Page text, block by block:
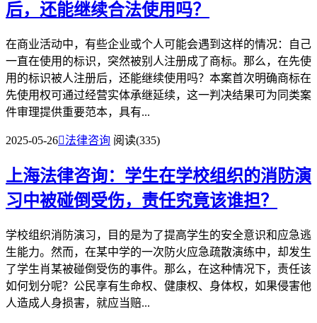
后，还能继续合法使用吗？
在商业活动中，有些企业或个人可能会遇到这样的情况：自己
一直在使用的标识，突然被别人注册成了商标。那么，在先使
用的标识被人注册后，还能继续使用吗？本案首次明确商标在
先使用权可通过经营实体承继延续，这一判决结果可为同类案
件审理提供重要范本，具有...
2025-05-26法律咨询 阅读(335)
上海法律咨询：学生在学校组织的消防演
习中被碰倒受伤，责任究竟该谁担？
学校组织消防演习，目的是为了提高学生的安全意识和应急逃
生能力。然而，在某中学的一次防火应急疏散演练中，却发生
了学生肖某被碰倒受伤的事件。那么，在这种情况下，责任该
如何划分呢？公民享有生命权、健康权、身体权，如果侵害他
人造成人身损害，就应当赔...